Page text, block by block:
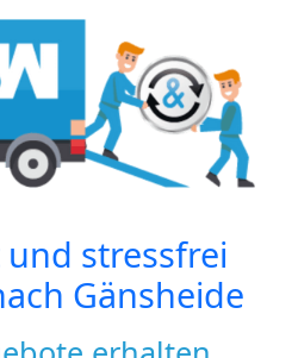
stressfrei
Gänsheide